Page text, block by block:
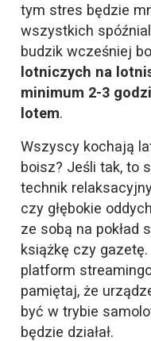
tym stres będzie
wszystkich
budzik wcześniej
lotniczych na
minimum 2-3
lotem.
Wszyscy kochają
boisz? Jeśli tak, to
technik
czy głębokie
ze sobą na pokład
książkę czy
platform
pamiętaj, że
być w trybie
będzie działał.